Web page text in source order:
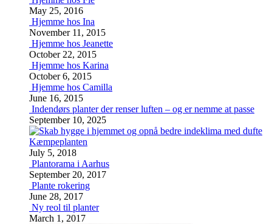
May 25, 2016
Hjemme hos Ina
November 11, 2015
Hjemme hos Jeanette
October 22, 2015
Hjemme hos Karina
October 6, 2015
Hjemme hos Camilla
June 16, 2015
Indendørs planter der renser luften – og er nemme at passe
September 10, 2025
Kæmpeplanten
July 5, 2018
Plantorama i Aarhus
September 20, 2017
Plante rokering
June 28, 2017
Ny reol til planter
March 1, 2017